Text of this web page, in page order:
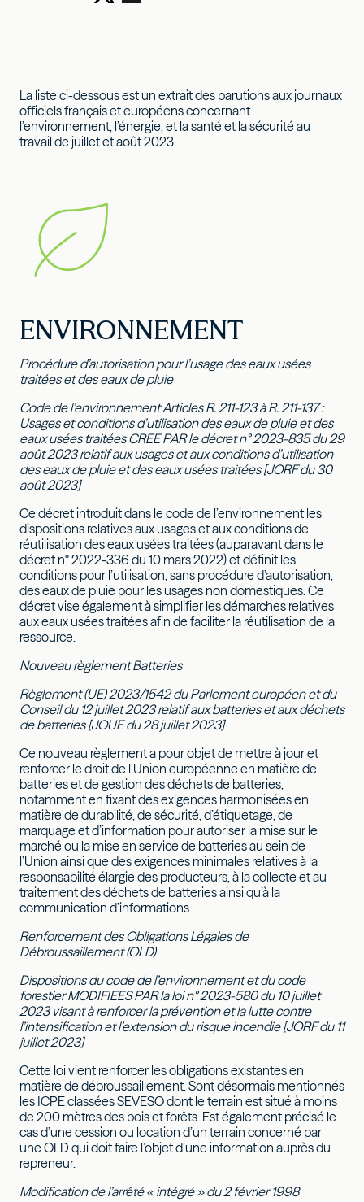
La liste ci-dessous est un extrait des parutions aux journaux
officiels français et européens concernant
l’environnement, l’énergie, et la santé et la sécurité au
travail de juillet et août 2023.
ENVIRONNEMENT
Procédure d’autorisation pour l’usage des eaux usées
traitées et des eaux de pluie
Code de l’environnement Articles R. 211-123 à R. 211-137 :
Usages et conditions d’utilisation des eaux de pluie et des
eaux usées traitées CREE PAR le décret n° 2023-835 du 29
août 2023 relatif aux usages et aux conditions d’utilisation
des eaux de pluie et des eaux usées traitées [JORF du 30
août 2023]
Ce décret introduit dans le code de l’environnement les
dispositions relatives aux usages et aux conditions de
réutilisation des eaux usées traitées (auparavant dans le
décret n° 2022-336 du 10 mars 2022) et définit les
conditions pour l’utilisation, sans procédure d’autorisation,
des eaux de pluie pour les usages non domestiques. Ce
décret vise également à simplifier les démarches relatives
aux eaux usées traitées afin de faciliter la réutilisation de la
ressource.
Nouveau règlement Batteries
Règlement (UE) 2023/1542 du Parlement européen et du
Conseil du 12 juillet 2023 relatif aux batteries et aux déchets
de batteries [JOUE du 28 juillet 2023]
Ce nouveau règlement a pour objet de mettre à jour et
renforcer le droit de l’Union européenne en matière de
batteries et de gestion des déchets de batteries,
notamment en fixant des exigences harmonisées en
matière de durabilité, de sécurité, d’étiquetage, de
marquage et d’information pour autoriser la mise sur le
marché ou la mise en service de batteries au sein de
l’Union ainsi que des exigences minimales relatives à la
responsabilité élargie des producteurs, à la collecte et au
traitement des déchets de batteries ainsi qu’à la
communication d’informations.
Renforcement des Obligations Légales de
Débroussaillement (OLD)
Dispositions du code de l’environnement et du code
forestier MODIFIEES PAR la loi n° 2023-580 du 10 juillet
2023 visant à renforcer la prévention et la lutte contre
l’intensification et l’extension du risque incendie [JORF du 11
juillet 2023]
Cette loi vient renforcer les obligations existantes en
matière de débroussaillement. Sont désormais mentionnés
les ICPE classées SEVESO dont le terrain est situé à moins
de 200 mètres des bois et forêts. Est également précisé le
cas d’une cession ou location d’un terrain concerné par
une OLD qui doit faire l’objet d’une information auprès du
repreneur.
Modification de l’arrêté « intégré » du 2 février 1998